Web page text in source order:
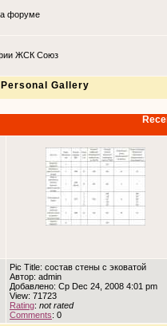
форуме
ЖСК Союз
Gallery
Pic Title: состав стены с эковатой
Автор: admin
Добавлено: Ср Dec 24, 2008 4:01 pm
View: 71723
Rating: not rated
Comments: 0